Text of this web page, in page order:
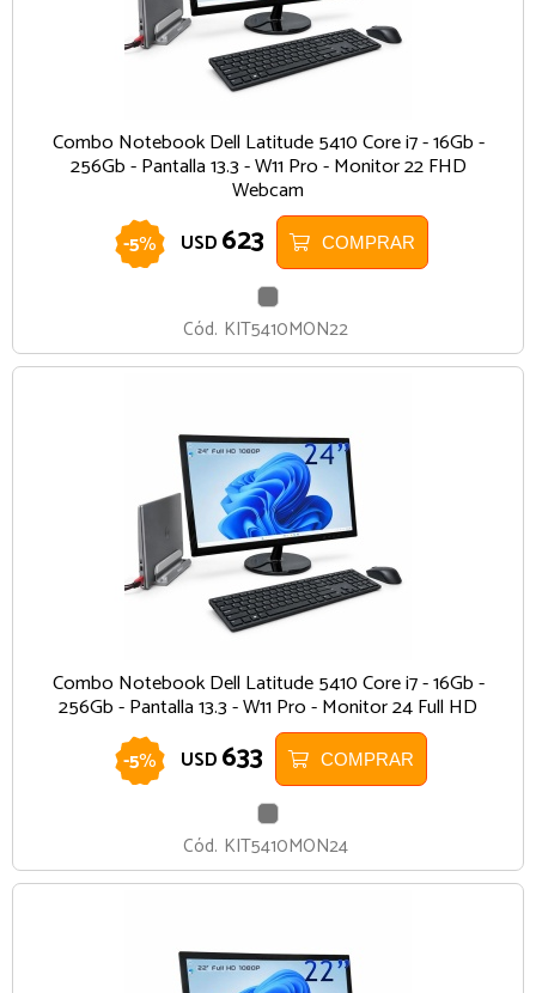
Combo Notebook Dell Latitude 5410 Core i7 - 16Gb -
256Gb - Pantalla 13.3 - W11 Pro - Monitor 22 FHD
Webcam
-5% USD 623 COMPRAR
Cód. KIT5410MON22
Combo Notebook Dell Latitude 5410 Core i7 - 16Gb -
256Gb - Pantalla 13.3 - W11 Pro - Monitor 24 Full HD
-5% USD 633 COMPRAR
Cód. KIT5410MON24